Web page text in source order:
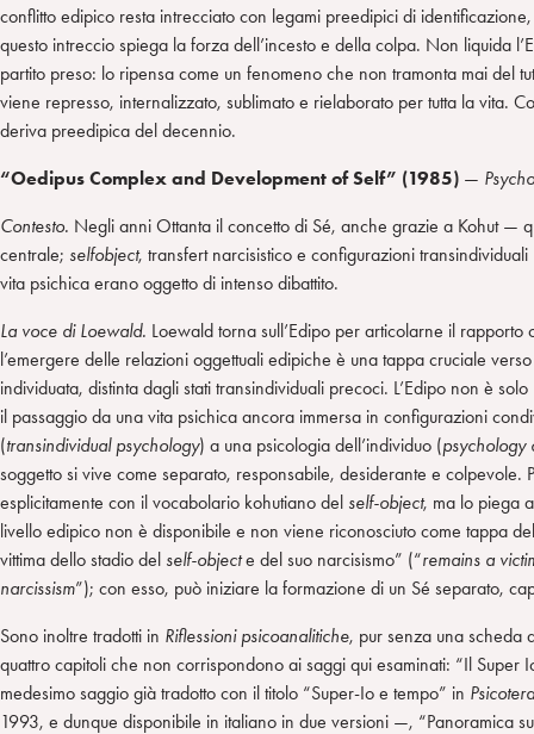
conflitto edipico resta intrecciato con legami preedipici di
questo intreccio spiega la forza dell’incesto e della colpa. Non liquida
partito preso: lo ripensa come un fenomeno che non tramonta mai del
viene represso, internalizzato, sublimato e rielaborato per tutta la vita.
deriva preedipica del decennio.
“Oedipus Complex and Development of Self” (1985) —
Contesto. Negli anni Ottanta il concetto di Sé, anche grazie a Kohut —
centrale; selfobject, transfert narcisistico e configurazioni transindividuali
vita psichica erano oggetto di intenso dibattito.
La voce di Loewald. Loewald torna sull’Edipo per articolarne il rapporto
l’emergere delle relazioni oggettuali edipiche è una tappa cruciale
individuata, distinta dagli stati transindividuali precoci. L’Edipo non è
il passaggio da una vita psichica ancora immersa in configurazioni
(transindividual psychology) a una psicologia dell’individuo (psychology
soggetto si vive come separato, responsabile, desiderante e colpevole.
esplicitamente con il vocabolario kohutiano del self-object, ma lo piega
livello edipico non è disponibile e non viene riconosciuto come tappa
vittima dello stadio del self-objecte del suo narcisismo” (“remains a
narcissism”); con esso, può iniziare la formazione di un Sé separato,
Sono inoltre tradotti in Riflessioni psicoanalitiche, pur senza una scheda
quattro capitoli che non corrispondono ai saggi qui esaminati: “Il
medesimo saggio già tradotto con il titolo “Super-Io e tempo” in
1993, e dunque disponibile in italiano in due versioni —, “Panoramica